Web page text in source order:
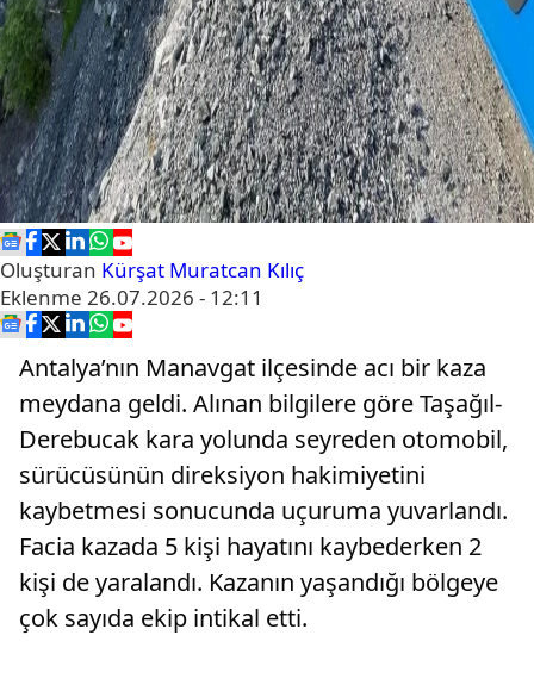
Oluşturan Kürşat Muratcan Kılıç
Eklenme 26.07.2026 - 12:11
Antalya’nın Manavgat ilçesinde acı bir kaza
meydana geldi. Alınan bilgilere göre Taşağıl-
Derebucak kara yolunda seyreden otomobil,
sürücüsünün direksiyon hakimiyetini
kaybetmesi sonucunda uçuruma yuvarlandı.
Facia kazada 5 kişi hayatını kaybederken 2
kişi de yaralandı. Kazanın yaşandığı bölgeye
çok sayıda ekip intikal etti.